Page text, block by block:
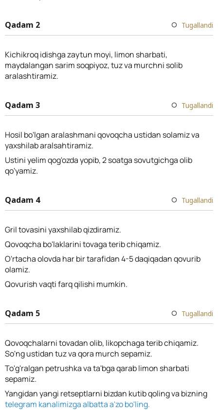
Qadam 2 Tugallandi
Kichikroq idishga zaytun moyi, limon sharbati,
maydalangan sarim soqpiyoz, tuz va murchni solib
aralashtiramiz.
Qadam 3 Tugallandi
Hosil bo'lgan aralashmani qovoqcha ustidan solamiz va
yaxshilab aralsahtiramiz.
Ustini yelim qog'ozda yopib, 2 soatga sovutgichga olib
qo'yamiz.
Qadam 4 Tugallandi
Gril tovasini yaxshilab qizdiramiz.
Qovoqcha bo'laklarini tovaga terib chiqamiz.
O'rtacha olovda har bir tarafidan 4-5 daqiqadan qovurib
olamiz.
Qovurish vaqti farq qilishi mumkin.
Qadam 5 Tugallandi
Qovoqchalarni tovadan olib, likopchaga terib chiqamiz.
So'ng ustidan tuz va qora murch sepamiz.
To'g'ralgan petrushka va ta'bga qarab limon sharbati
sepamiz.
Yangidan yangi retseptlarni bizdan kutib qoling va bizning
telegram kanalimizga albatta a'zo bo'ling.